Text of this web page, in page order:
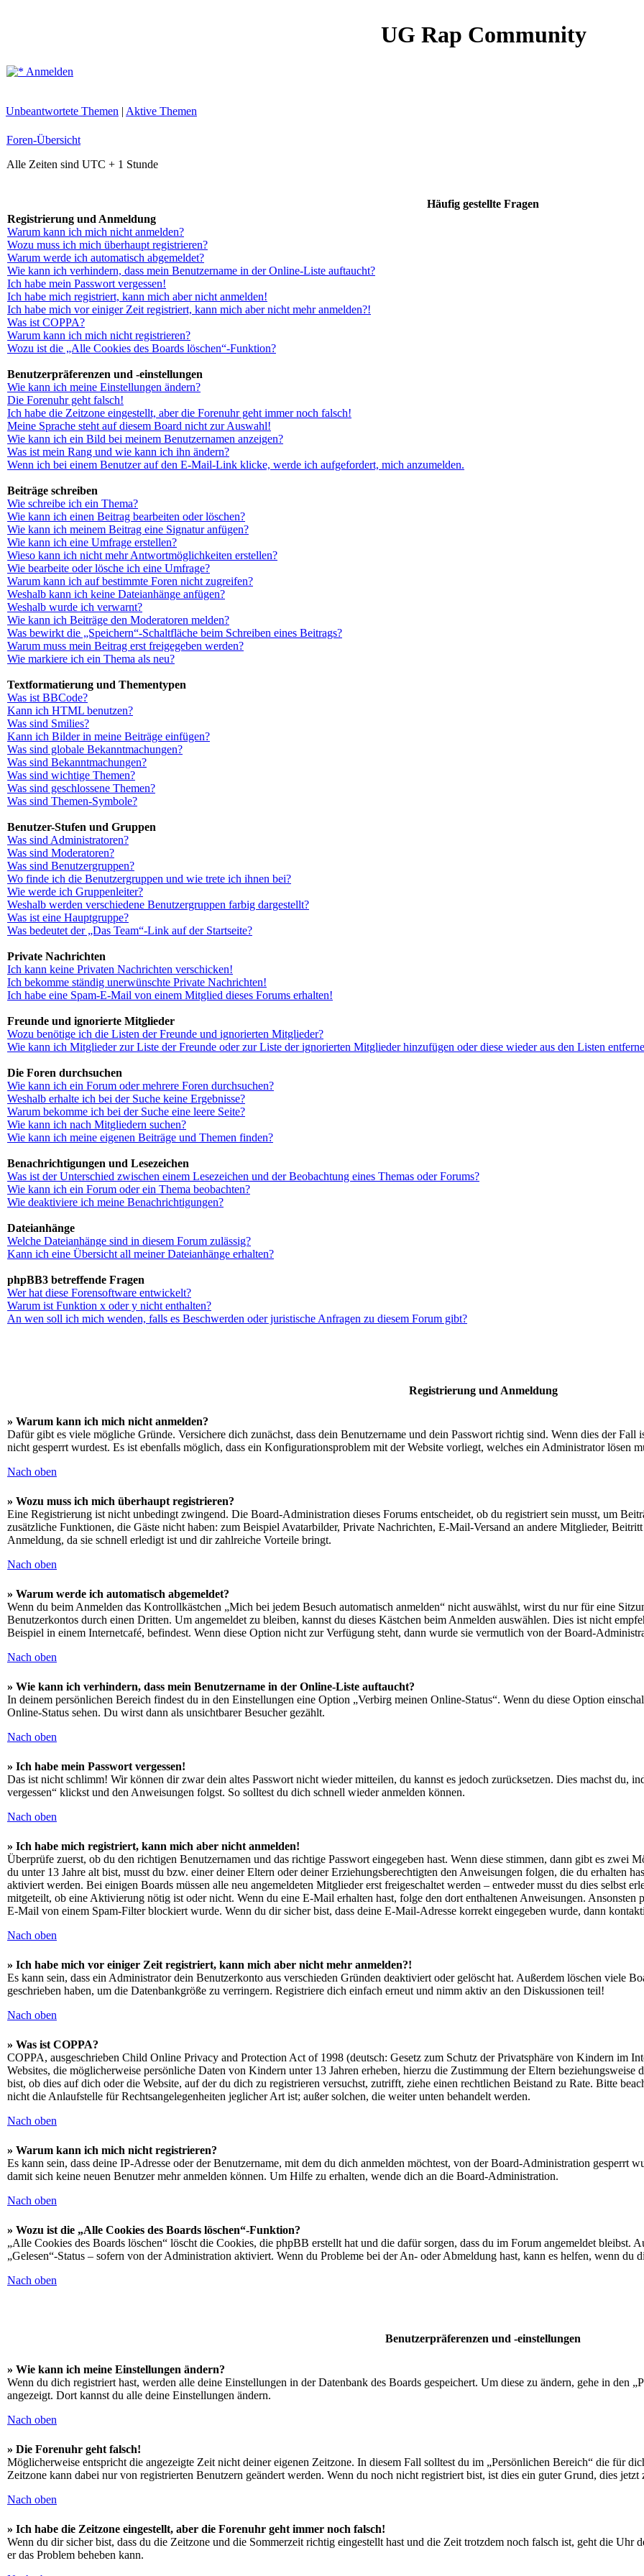
UG Rap Community
Anmelden
Unbeantwortete Themen | Aktive Themen
Foren-Übersicht
Alle Zeiten sind UTC + 1 Stunde
Häufig gestellte Fragen
Registrierung und Anmeldung
Warum kann ich mich nicht anmelden?
Wozu muss ich mich überhaupt registrieren?
Warum werde ich automatisch abgemeldet?
Wie kann ich verhindern, dass mein Benutzername in der Online-Liste auftaucht?
Ich habe mein Passwort vergessen!
Ich habe mich registriert, kann mich aber nicht anmelden!
Ich habe mich vor einiger Zeit registriert, kann mich aber nicht mehr anmelden?!
Was ist COPPA?
Warum kann ich mich nicht registrieren?
Wozu ist die „Alle Cookies des Boards löschen“-Funktion?
Benutzerpräferenzen und -einstellungen
Wie kann ich meine Einstellungen ändern?
Die Forenuhr geht falsch!
Ich habe die Zeitzone eingestellt, aber die Forenuhr geht immer noch falsch!
Meine Sprache steht auf diesem Board nicht zur Auswahl!
Wie kann ich ein Bild bei meinem Benutzernamen anzeigen?
Was ist mein Rang und wie kann ich ihn ändern?
Wenn ich bei einem Benutzer auf den E-Mail-Link klicke, werde ich aufgefordert, mich anzumelden.
Beiträge schreiben
Wie schreibe ich ein Thema?
Wie kann ich einen Beitrag bearbeiten oder löschen?
Wie kann ich meinem Beitrag eine Signatur anfügen?
Wie kann ich eine Umfrage erstellen?
Wieso kann ich nicht mehr Antwortmöglichkeiten erstellen?
Wie bearbeite oder lösche ich eine Umfrage?
Warum kann ich auf bestimmte Foren nicht zugreifen?
Weshalb kann ich keine Dateianhänge anfügen?
Weshalb wurde ich verwarnt?
Wie kann ich Beiträge den Moderatoren melden?
Was bewirkt die „Speichern“-Schaltfläche beim Schreiben eines Beitrags?
Warum muss mein Beitrag erst freigegeben werden?
Wie markiere ich ein Thema als neu?
Textformatierung und Thementypen
Was ist BBCode?
Kann ich HTML benutzen?
Was sind Smilies?
Kann ich Bilder in meine Beiträge einfügen?
Was sind globale Bekanntmachungen?
Was sind Bekanntmachungen?
Was sind wichtige Themen?
Was sind geschlossene Themen?
Was sind Themen-Symbole?
Benutzer-Stufen und Gruppen
Was sind Administratoren?
Was sind Moderatoren?
Was sind Benutzergruppen?
Wo finde ich die Benutzergruppen und wie trete ich ihnen bei?
Wie werde ich Gruppenleiter?
Weshalb werden verschiedene Benutzergruppen farbig dargestellt?
Was ist eine Hauptgruppe?
Was bedeutet der „Das Team“-Link auf der Startseite?
Private Nachrichten
Ich kann keine Privaten Nachrichten verschicken!
Ich bekomme ständig unerwünschte Private Nachrichten!
Ich habe eine Spam-E-Mail von einem Mitglied dieses Forums erhalten!
Freunde und ignorierte Mitglieder
Wozu benötige ich die Listen der Freunde und ignorierten Mitglieder?
Wie kann ich Mitglieder zur Liste der Freunde oder zur Liste der ignorierten Mitglieder hinzufügen oder diese wieder aus den Listen
Die Foren durchsuchen
Wie kann ich ein Forum oder mehrere Foren durchsuchen?
Weshalb erhalte ich bei der Suche keine Ergebnisse?
Warum bekomme ich bei der Suche eine leere Seite?
Wie kann ich nach Mitgliedern suchen?
Wie kann ich meine eigenen Beiträge und Themen finden?
Benachrichtigungen und Lesezeichen
Was ist der Unterschied zwischen einem Lesezeichen und der Beobachtung eines Themas oder Forums?
Wie kann ich ein Forum oder ein Thema beobachten?
Wie deaktiviere ich meine Benachrichtigungen?
Dateianhänge
Welche Dateianhänge sind in diesem Forum zulässig?
Kann ich eine Übersicht all meiner Dateianhänge erhalten?
phpBB3 betreffende Fragen
Wer hat diese Forensoftware entwickelt?
Warum ist Funktion x oder y nicht enthalten?
An wen soll ich mich wenden, falls es Beschwerden oder juristische Anfragen zu diesem Forum gibt?
Registrierung und Anmeldung
» Warum kann ich mich nicht anmelden?
Dafür gibt es viele mögliche Gründe. Versichere dich zunächst, dass dein Benutzername und dein Passwort richtig sind. Wenn dies der
nicht gesperrt wurdest. Es ist ebenfalls möglich, dass ein Konfigurationsproblem mit der Website vorliegt, welches ein Administrator lösen
Nach oben
» Wozu muss ich mich überhaupt registrieren?
Eine Registrierung ist nicht unbedingt zwingend. Die Board-Administration dieses Forums entscheidet, ob du registriert sein musst, um
zusätzliche Funktionen, die Gäste nicht haben: zum Beispiel Avatarbilder, Private Nachrichten, E-Mail-Versand an andere Mitglieder,
Anmeldung, da sie schnell erledigt ist und dir zahlreiche Vorteile bringt.
Nach oben
» Warum werde ich automatisch abgemeldet?
Wenn du beim Anmelden das Kontrollkästchen „Mich bei jedem Besuch automatisch anmelden“ nicht auswählst, wirst du nur für eine
Benutzerkontos durch einen Dritten. Um angemeldet zu bleiben, kannst du dieses Kästchen beim Anmelden auswählen. Dies ist nicht
Beispiel in einem Internetcafé, befindest. Wenn diese Option nicht zur Verfügung steht, dann wurde sie vermutlich von der Board-
Nach oben
» Wie kann ich verhindern, dass mein Benutzername in der Online-Liste auftaucht?
In deinem persönlichen Bereich findest du in den Einstellungen eine Option „Verbirg meinen Online-Status“. Wenn du diese Option
Online-Status sehen. Du wirst dann als unsichtbarer Besucher gezählt.
Nach oben
» Ich habe mein Passwort vergessen!
Das ist nicht schlimm! Wir können dir zwar dein altes Passwort nicht wieder mitteilen, du kannst es jedoch zurücksetzen. Dies machst du,
vergessen“ klickst und den Anweisungen folgst. So solltest du dich schnell wieder anmelden können.
Nach oben
» Ich habe mich registriert, kann mich aber nicht anmelden!
Überprüfe zuerst, ob du den richtigen Benutzernamen und das richtige Passwort eingegeben hast. Wenn diese stimmen, dann gibt es zwei
du unter 13 Jahre alt bist, musst du bzw. einer deiner Eltern oder deiner Erziehungsberechtigten den Anweisungen folgen, die du erhalten
aktiviert werden. Bei einigen Boards müssen alle neu angemeldeten Mitglieder erst freigeschaltet werden – entweder musst du dies selbst
mitgeteilt, ob eine Aktivierung nötig ist oder nicht. Wenn du eine E-Mail erhalten hast, folge den dort enthaltenen Anweisungen.
E-Mail von einem Spam-Filter blockiert wurde. Wenn du dir sicher bist, dass deine E-Mail-Adresse korrekt eingegeben wurde, dann
Nach oben
» Ich habe mich vor einiger Zeit registriert, kann mich aber nicht mehr anmelden?!
Es kann sein, dass ein Administrator dein Benutzerkonto aus verschieden Gründen deaktiviert oder gelöscht hat. Außerdem löschen viele
geschrieben haben, um die Datenbankgröße zu verringern. Registriere dich einfach erneut und nimm aktiv an den Diskussionen teil!
Nach oben
» Was ist COPPA?
COPPA, ausgeschrieben Child Online Privacy and Protection Act of 1998 (deutsch: Gesetz zum Schutz der Privatsphäre von Kindern im
Websites, die möglicherweise persönliche Daten von Kindern unter 13 Jahren erheben, hierzu die Zustimmung der Eltern beziehungsweise
bist, ob dies auf dich oder die Website, auf der du dich zu registrieren versuchst, zutrifft, ziehe einen rechtlichen Beistand zu Rate. Bitte
nicht die Anlaufstelle für Rechtsangelegenheiten jeglicher Art ist; außer solchen, die weiter unten behandelt werden.
Nach oben
» Warum kann ich mich nicht registrieren?
Es kann sein, dass deine IP-Adresse oder der Benutzername, mit dem du dich anmelden möchtest, von der Board-Administration gesperrt
damit sich keine neuen Benutzer mehr anmelden können. Um Hilfe zu erhalten, wende dich an die Board-Administration.
Nach oben
» Wozu ist die „Alle Cookies des Boards löschen“-Funktion?
„Alle Cookies des Boards löschen“ löscht die Cookies, die phpBB erstellt hat und die dafür sorgen, dass du im Forum angemeldet bleibst.
„Gelesen“-Status – sofern von der Administration aktiviert. Wenn du Probleme bei der An- oder Abmeldung hast, kann es helfen, wenn du
Nach oben
Benutzerpräferenzen und -einstellungen
» Wie kann ich meine Einstellungen ändern?
Wenn du dich registriert hast, werden alle deine Einstellungen in der Datenbank des Boards gespeichert. Um diese zu ändern, gehe in den
angezeigt. Dort kannst du alle deine Einstellungen ändern.
Nach oben
» Die Forenuhr geht falsch!
Möglicherweise entspricht die angezeigte Zeit nicht deiner eigenen Zeitzone. In diesem Fall solltest du im „Persönlichen Bereich“ die für
Zeitzone kann dabei nur von registrierten Benutzern geändert werden. Wenn du noch nicht registriert bist, ist dies ein guter Grund, dies jetzt
Nach oben
» Ich habe die Zeitzone eingestellt, aber die Forenuhr geht immer noch falsch!
Wenn du dir sicher bist, dass du die Zeitzone und die Sommerzeit richtig eingestellt hast und die Zeit trotzdem noch falsch ist, geht die
er das Problem beheben kann.